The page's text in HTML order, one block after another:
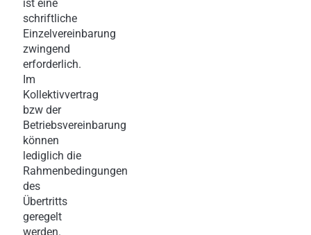
ist eine
schriftliche
Einzelvereinbarung
zwingend
erforderlich.
Im
Kollektivvertrag
bzw der
Betriebsvereinbarung
können
lediglich die
Rahmenbedingungen
des
Übertritts
geregelt
werden.